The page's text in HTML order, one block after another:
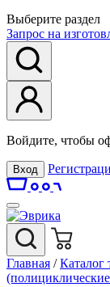
Выберите раздел
Запрос на
Войдите, чтобы
Вход
Главная / Каталог